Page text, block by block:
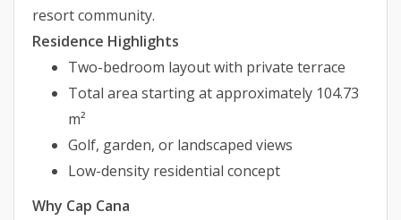
resort community.
Residence Highlights
Two-bedroom layout with private terrace
Total area starting at approximately 104.73
m²
Golf, garden, or landscaped views
Low-density residential concept
Why Cap Cana